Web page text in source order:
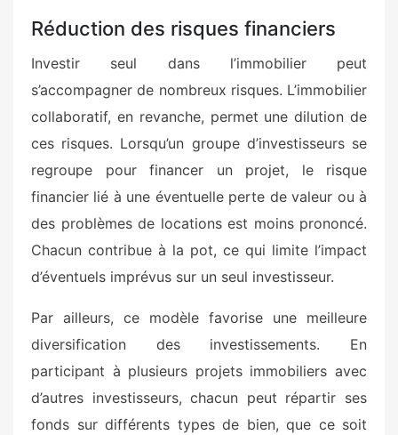
Réduction des risques financiers
Investir seul dans l’immobilier peut
s’accompagner de nombreux risques. L’immobilier
collaboratif, en revanche, permet une dilution de
ces risques. Lorsqu’un groupe d’investisseurs se
regroupe pour financer un projet, le risque
financier lié à une éventuelle perte de valeur ou à
des problèmes de locations est moins prononcé.
Chacun contribue à la pot, ce qui limite l’impact
d’éventuels imprévus sur un seul investisseur.
Par ailleurs, ce modèle favorise une meilleure
diversification des investissements. En
participant à plusieurs projets immobiliers avec
d’autres investisseurs, chacun peut répartir ses
fonds sur différents types de bien, que ce soit